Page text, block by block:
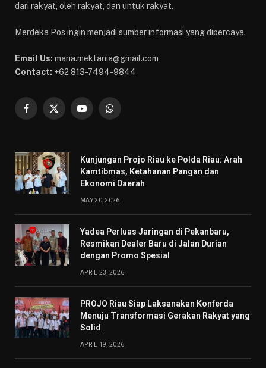
dari rakyat, oleh rakyat, dan untuk rakyat.
Merdeka Pos ingin menjadi sumber informasi yang dipercaya.
Email Us: maria.mektania@gmail.com
Contact: +62 813-7494-9844
Facebook
X
YouTubeWhatsApp
Kunjungan Projo Riau ke Polda Riau: Arah
Kamtibmas, Ketahanan Pangan dan
Ekonomi Daerah
MAY 20, 2026
Yadea Perluas Jaringan di Pekanbaru,
Resmikan Dealer Baru di Jalan Durian
dengan Promo Spesial
APRIL 23, 2026
PROJO Riau Siap Laksanakan Konferda
Menuju Transformasi Gerakan Rakyat yang
Solid
APRIL 19, 2026